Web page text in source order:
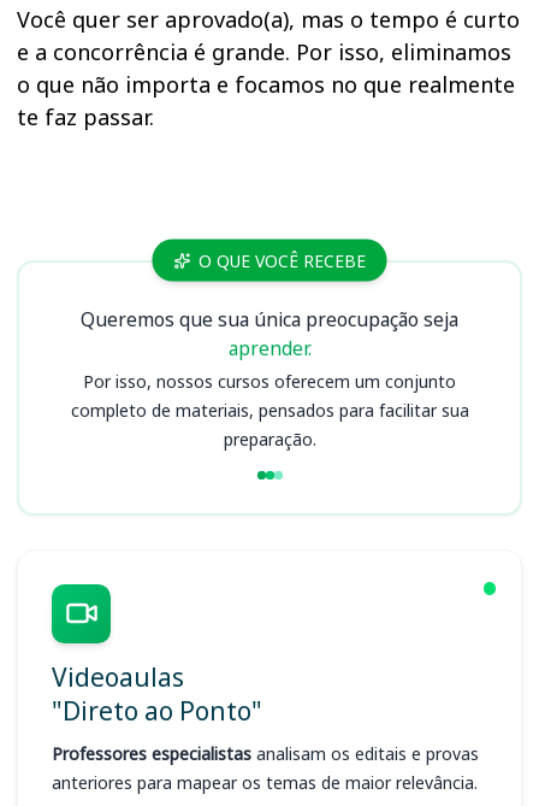
Você quer ser aprovado(a), mas o tempo é curto
e a concorrência é grande. Por isso, eliminamos
o que não importa e focamos no que realmente
te faz passar.
Cursos O QUE VOCÊ RECEBE
Queremos que sua única preocupação seja
aprender.
Por isso, nossos cursos oferecem um conjunto
completo de materiais, pensados para facilitar sua
preparação.
Videoaulas
"Direto ao Ponto"
Professores especialistas analisam os editais e provas
anteriores para mapear os temas de maior relevância.